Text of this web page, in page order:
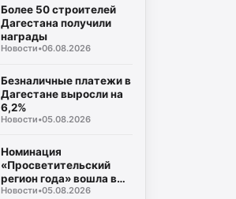
Более 50 строителей
Дагестана получили
награды
Новости•06.08.2026
Безналичные платежи в
Дагестане выросли на
6,2%
Новости•05.08.2026
Номинация
«Просветительский
регион года» вошла в
премию «Знание»
Новости•05.08.2026